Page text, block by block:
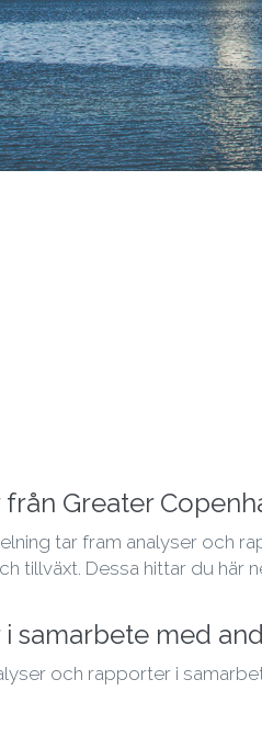
Greater
tar fram analyser och
tillväxt. Dessa hittar du här
samarbete med
och rapporter i